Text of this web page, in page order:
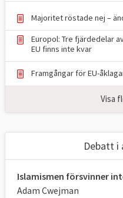
Majoritet röstade nej –
Europol: Tre fjärdedelar
EU finns inte kvar
Framgångar för EU-
Visa
Debatt i
Islamismen försvinner
Adam Cwejman